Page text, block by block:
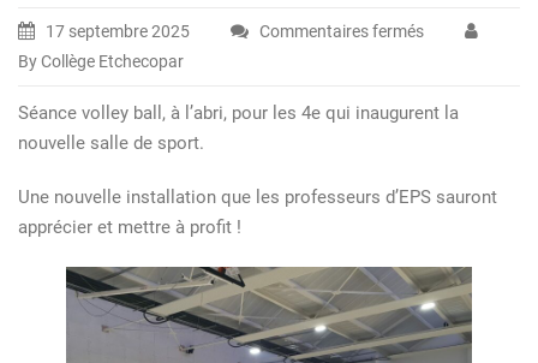
17 septembre 2025 Commentaires ferméssur
nouvelle
sport
By Collège Etchecopar
Séance volley ball, à l’abri, pour les 4e qui inaugurent la
nouvelle salle de sport.
Une nouvelle installation que les professeurs d’EPS sauront
apprécier et mettre à profit !